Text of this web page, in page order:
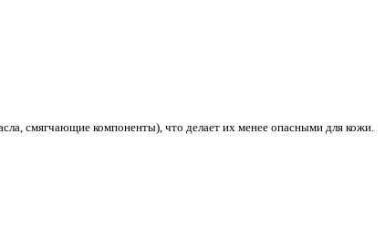
смягчающие компоненты), что делает их менее опасными для кожи.